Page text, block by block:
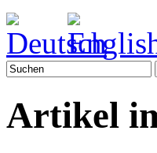
Artikel